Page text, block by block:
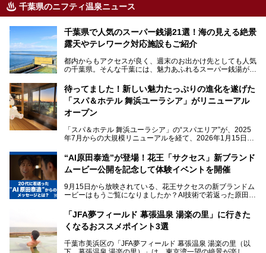
千葉県のニフティ温泉ニュース
千葉県で人気のスーパー銭湯21選！海の見える絶景
露天やテレワーク対応施設もご紹介
都内からもアクセスが良く、週末のお出かけ先としても人気
の千葉県。そんな千葉には、魅力あふれるスーパー銭湯がた
「サウナでしっかりととのいたい」「海が見える絶景で非日
常を味わいたい」「子連れでも気兼ねなく1日過ごした
い」。
そんな多様なニーズに応える施設が揃っているため、その日
の目的に合った施設がきっと見つかるはずです。
さらに最近では、24時間営業で深夜まで滞在できる施設
や、テレワーク・コワーキングスペースを備えた仕事もでき
るスパも増えており、ただの入浴施設にとどまらない進化を
本記事では、人気スーパー銭湯から絶景施設、コワーキング
スペースや休憩スペースが充実した施設、子連れファミリー
向けの施設など、目的に合わせたおすすめの施設を紹介しま
す。
ださい。
待ってました！新しい魅力たっぷりの進化を遂げた
「スパ＆ホテル 舞浜ユーラシア」がリニューアル
オープン
「スパ＆ホテル 舞浜ユーラシア」の“スパエリア”が、2025
年7月からの大規模リニューアルを経て、2026年1月15日
新設エリアや生まれ変わった浴場・サウナの魅力を、人気キ
ャラクター「ユーラシわん」と一緒にご紹介します。必見の
───
提供元：SPA＆HOTEL舞浜ユーラシア【PR】
です。
“AI原田泰造”が登場！花王「サクセス」新ブランド
ムービー公開を記念して体験イベントを開催
9月15日から放映されている、花王サクセスの新ブランドム
ービーはもうご覧になりましたか？AI技術で若返った原田泰
伝えるムービーです。公開を記念して、スパメッツァおおた
か竜泉寺の湯にて体験イベントを開催。花王サクセスの製品
が無料で試せるチャンスです！
提供元：花王株式会社【PR】
「JFA夢フィールド 幕張温泉 湯楽の里」に行きた
くなるおススメポイント3選
千葉市美浜区の「JFA夢フィールド 幕張温泉 湯楽の里（以